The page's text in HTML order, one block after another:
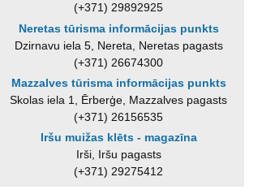
(+371) 29892925
Neretas tūrisma informācijas punkts
Dzirnavu iela 5, Nereta, Neretas pagasts
(+371) 26674300
Mazzalves tūrisma informācijas punkts
Skolas iela 1, Ērberģe, Mazzalves pagasts
(+371) 26156535
Iršu muižas klēts - magazīna
Irši, Iršu pagasts
(+371) 29275412